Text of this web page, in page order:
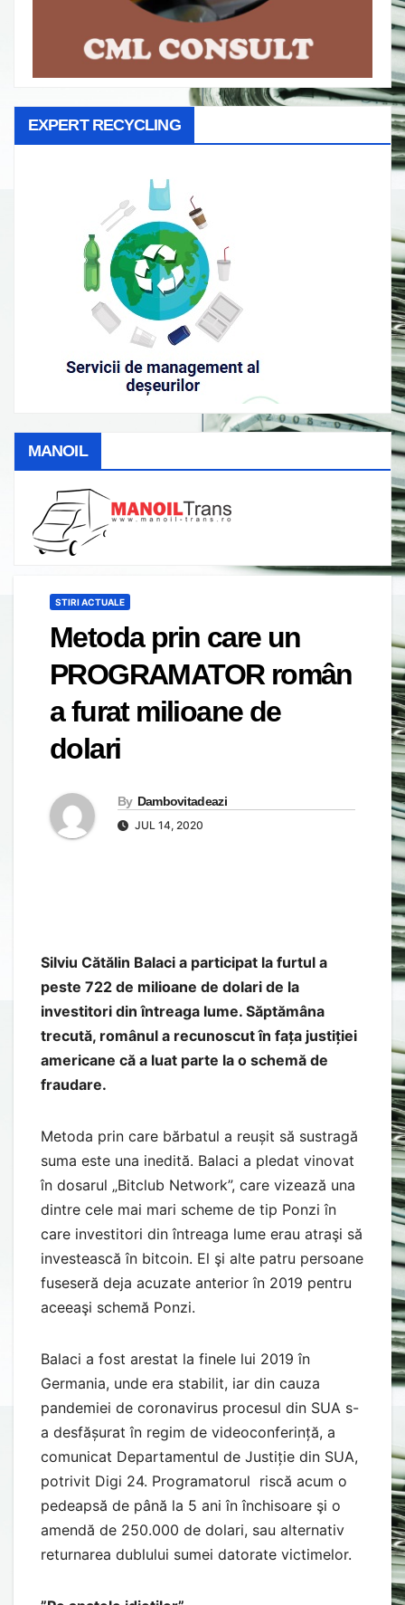
EXPERT RECYCLING
MANOIL
STIRI ACTUALE
Metoda prin care un
PROGRAMATOR român
a furat milioane de
dolari
By Dambovitadeazi
JUL 14, 2020
Silviu Cătălin Balaci a participat la furtul a
peste 722 de milioane de dolari de la
investitori din întreaga lume. Săptămâna
trecută, românul a recunoscut în fața justiției
americane că a luat parte la o schemă de
fraudare.
Metoda prin care bărbatul a reușit să sustragă
suma este una inedită. Balaci a pledat vinovat
în dosarul „Bitclub Network”, care vizează una
dintre cele mai mari scheme de tip Ponzi în
care investitori din întreaga lume erau atraşi să
investească în bitcoin. El şi alte patru persoane
fuseseră deja acuzate anterior în 2019 pentru
aceeaşi schemă Ponzi.
Balaci a fost arestat la finele lui 2019 în
Germania, unde era stabilit, iar din cauza
pandemiei de coronavirus procesul din SUA s-
a desfășurat în regim de videoconferință, a
comunicat Departamentul de Justiție din SUA,
potrivit Digi 24. Programatorul riscă acum o
pedeapsă de până la 5 ani în închisoare şi o
amendă de 250.000 de dolari, sau alternativ
returnarea dublului sumei datorate victimelor.